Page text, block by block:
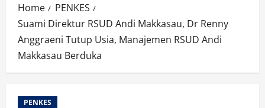
Home
PENKES
Suami Direktur RSUD Andi Makkasau, Dr Renny
Anggraeni Tutup Usia, Manajemen RSUD Andi
Makkasau Berduka
PENKES